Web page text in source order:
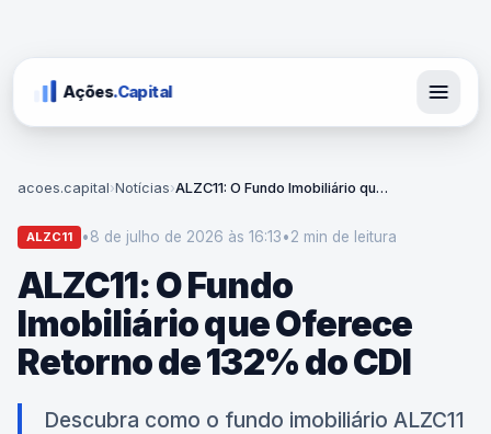
Ações.Capital
acoes.capital›Notícias› ALZC11: O Fundo Imobiliário que Oferece Retorno de 132% do CDI
ALZC11 •8 de julho de 2026 às 16:13•2 min de leitura
ALZC11: O Fundo
Imobiliário que Oferece
Retorno de 132% do CDI
Descubra como o fundo imobiliário ALZC11